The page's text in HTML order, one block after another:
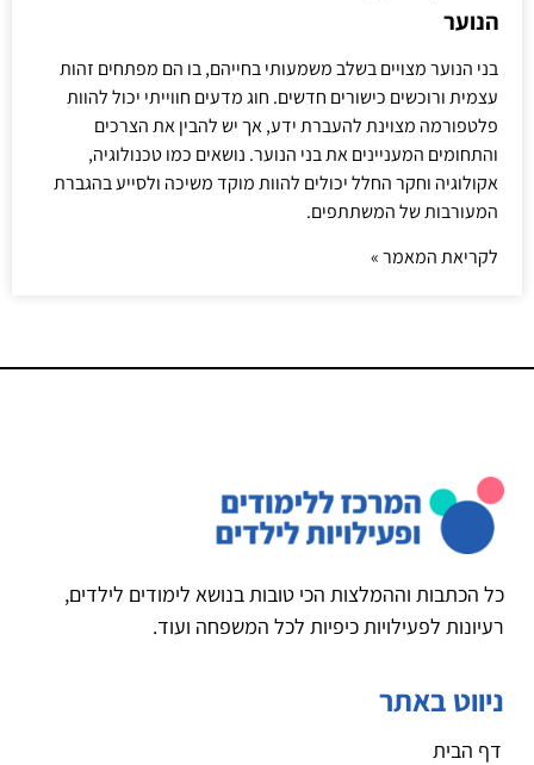
הנוער
בני הנוער מצויים בשלב משמעותי בחייהם, בו הם מפתחים זהות
עצמית ורוכשים כישורים חדשים. חוג מדעים חווייתי יכול להוות
פלטפורמה מצוינת להעברת ידע, אך יש להבין את הצרכים
והתחומים המעניינים את בני הנוער. נושאים כמו טכנולוגיה,
אקולוגיה וחקר החלל יכולים להוות מוקד משיכה ולסייע בהגברת
המעורבות של המשתתפים.
לקריאת המאמר »
כל הכתבות וההמלצות הכי טובות בנושא לימודים לילדים,
רעיונות לפעילויות כיפיות לכל המשפחה ועוד.
ניווט באתר
דף הבית